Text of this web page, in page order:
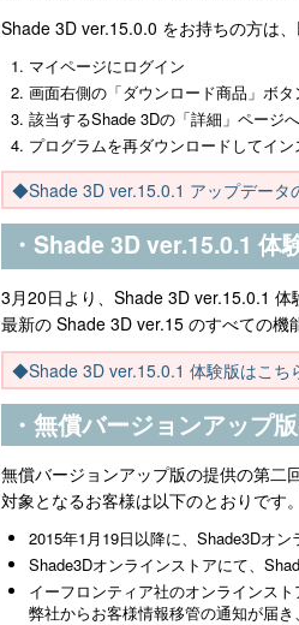
Shade 3D ver.15.0.0 をお持ちの方は
マイページにログイン
画面右側の「ダウンロード商品」ボタ
該当するShade 3Dの「詳細」ページ
プログラムを再ダウンロードしてイ
◆Shade 3D ver.15.0.1 アップデー
・Shade 3D ver.15.0.1 体
3月20日より、Shade 3D ver.15.0.1 体
最新の Shade 3D ver.15 のすべての機
◆Shade 3D ver.15.0.1 体験版はこ
・無償バージョンアップ
無償バージョンアップ版の提供の第二
対象となるお客様は以下のとおりです。
2015年1月19日以降に、Shade3Dオ
Shade3Dオンラインストアにて、
イーフロンティア社のオンラインス
弊社からお客様情報移管の通知が届